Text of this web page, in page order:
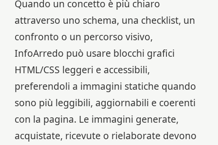
Quando un concetto è più chiaro
attraverso uno schema, una checklist, un
confronto o un percorso visivo,
InfoArredo può usare blocchi grafici
HTML/CSS leggeri e accessibili,
preferendoli a immagini statiche quando
sono più leggibili, aggiornabili e coerenti
con la pagina. Le immagini generate,
acquistate, ricevute o rielaborate devono